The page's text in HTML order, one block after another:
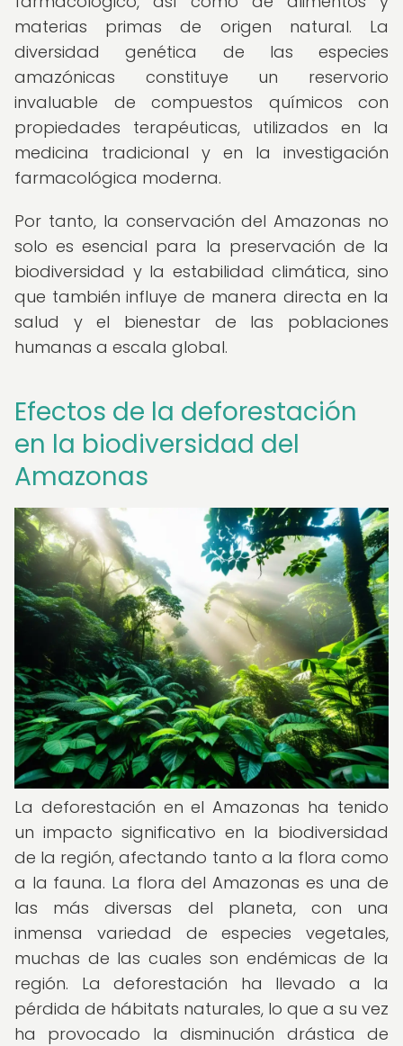
materias primas de origen natural. La
diversidad genética de las especies
amazónicas constituye un reservorio
invaluable de compuestos químicos con
propiedades terapéuticas, utilizados en la
medicina tradicional y en la investigación
farmacológica moderna.
Por tanto, la conservación del Amazonas no
solo es esencial para la preservación de la
biodiversidad y la estabilidad climática, sino
que también influye de manera directa en la
salud y el bienestar de las poblaciones
humanas a escala global.
Efectos de la deforestación
en la biodiversidad del
Amazonas
La deforestación en el Amazonas ha tenido
un impacto significativo en la biodiversidad
de la región, afectando tanto a la flora como
a la fauna. La flora del Amazonas es una de
las más diversas del planeta, con una
inmensa variedad de especies vegetales,
muchas de las cuales son endémicas de la
región. La deforestación ha llevado a la
pérdida de hábitats naturales, lo que a su vez
ha provocado la disminución drástica de